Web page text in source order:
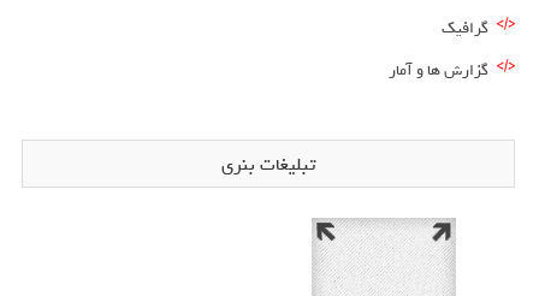
گرافیک
گزارش ها و آمار
تبلیغات بنری